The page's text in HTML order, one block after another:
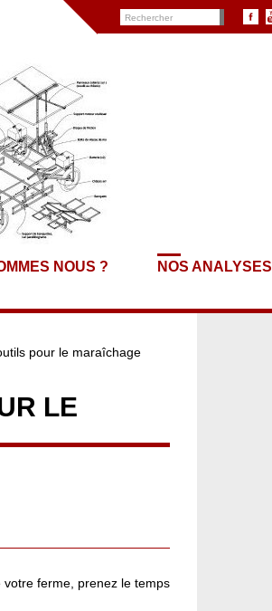
NOUS ? NOS ANALYSES
pour le maraîchage
LE
ferme, prenez le temps